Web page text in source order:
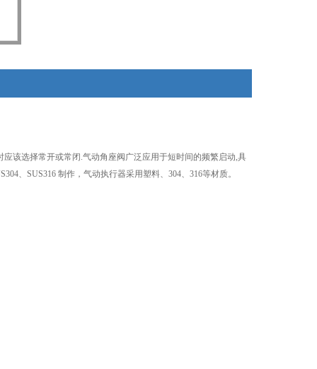
该选择常开或常闭.气动角座阀广泛应用于短时间的频繁启动,具
、SUS316 制作，气动执行器采用塑料、304、316等材质。